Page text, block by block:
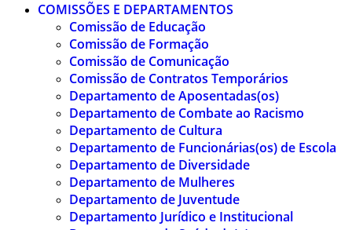
COMISSÕES E DEPARTAMENTOS
Comissão de Educação
Comissão de Formação
Comissão de Comunicação
Comissão de Contratos Temporários
Departamento de Aposentadas(os)
Departamento de Combate ao Racismo
Departamento de Cultura
Departamento de Funcionárias(os) de Escola
Departamento de Diversidade
Departamento de Mulheres
Departamento de Juventude
Departamento Jurídico e Institucional